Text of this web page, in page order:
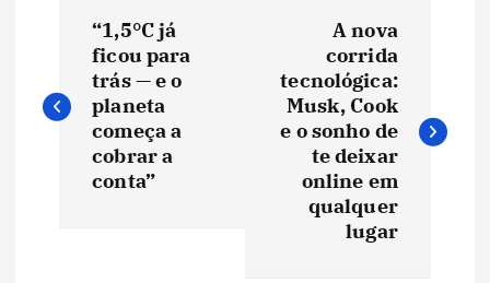
v
“1,5°C já
ficou para
trás — e o
planeta
começa a
cobrar a
conta”
A nova
corrida
tecnológica:
Musk, Cook
e o sonho de
te deixar
online em
qualquer
lugar